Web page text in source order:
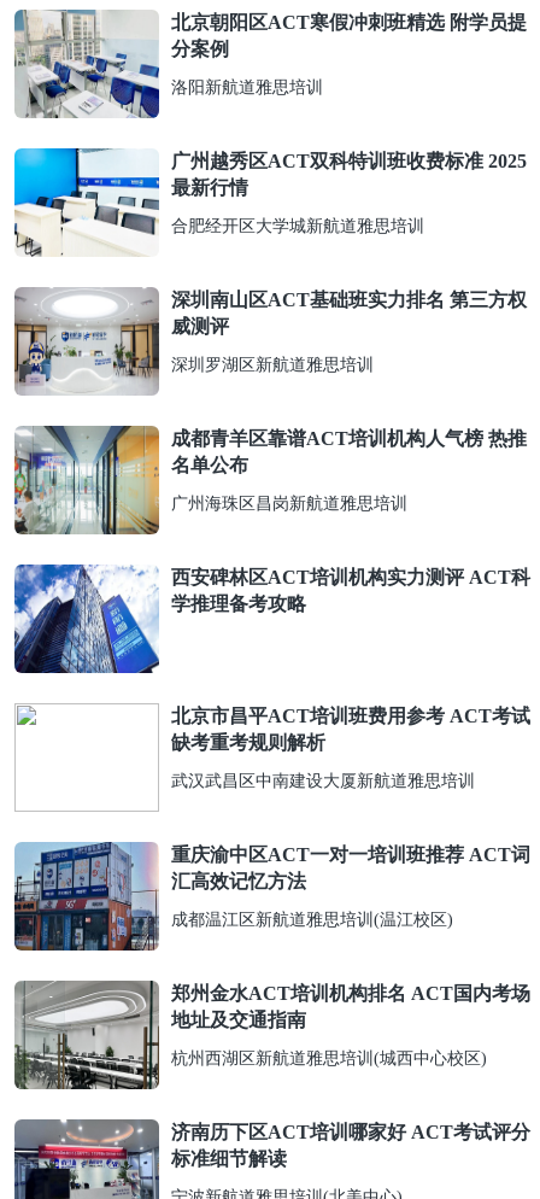
北京朝阳区ACT寒假冲刺班精选 附学员提
分案例
洛阳新航道雅思培训
广州越秀区ACT双科特训班收费标准 2025
最新行情
合肥经开区大学城新航道雅思培训
深圳南山区ACT基础班实力排名 第三方权
威测评
深圳罗湖区新航道雅思培训
成都青羊区靠谱ACT培训机构人气榜 热推
名单公布
广州海珠区昌岗新航道雅思培训
西安碑林区ACT培训机构实力测评 ACT科
学推理备考攻略
北京市昌平ACT培训班费用参考 ACT考试
缺考重考规则解析
武汉武昌区中南建设大厦新航道雅思培训
重庆渝中区ACT一对一培训班推荐 ACT词
汇高效记忆方法
成都温江区新航道雅思培训(温江校区)
郑州金水ACT培训机构排名 ACT国内考场
地址及交通指南
杭州西湖区新航道雅思培训(城西中心校区)
济南历下区ACT培训哪家好 ACT考试评分
标准细节解读